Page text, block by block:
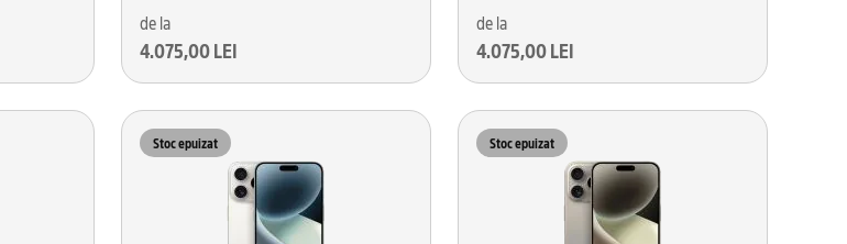
de la
4.075,00 LEI
de la
4.075,00 LEI
Stoc epuizat Stoc epuizat